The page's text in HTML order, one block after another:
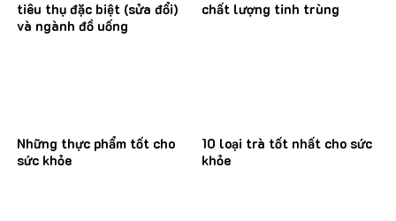
tiêu thụ đặc biệt (sửa đổi)
và ngành đồ uống
chất lượng tinh trùng
Những thực phẩm tốt cho
sức khỏe
10 loại trà tốt nhất cho sức
khỏe